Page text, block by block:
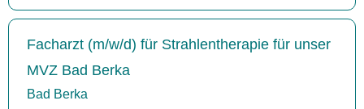
Facharzt (m/w/d) für Strahlentherapie für unser
MVZ Bad Berka
Bad Berka